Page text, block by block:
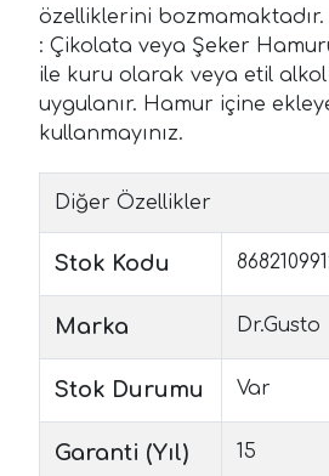
özelliklerini bozmamaktadır.
: Çikolata veya Şeker
ile kuru olarak veya etil alkol
uygulanır. Hamur içine
kullanmayınız.
Diğer Özellikler
Stok Kodu
Marka Dr.Gusto
Stok Durumu Var
Garanti (Yıl) 15